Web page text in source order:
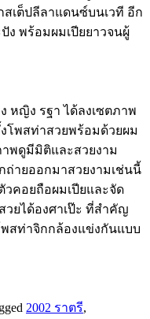
เต็ปลีลาแดนซ์บนเวที อีก
ง พร้อมผมเปียยาวจนผู้
หญิง รฐา ได้ลงเซตภาพ
โพสท่าสวยพร้อมด้วยผม
าพดูมีมิติและสวยงาม
ถ่ายออกมาสวยงามเช่นนี้
วคอยถือผมเปียและจัด
วยได้องศาเป๊ะ ที่สำคัญ
สท่าจิกกล้องแข่งกันแบบ
2002 ราตรี,